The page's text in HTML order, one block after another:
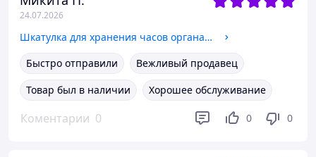
24.07.2026
Шкатулка для хранения часов органайзер на 3 отделения деревянный футляр с прозрачным окном для наручных часов
Быстро отправили
Вежливый продавец
Товар был в наличии
Хорошее обслуживание
Коментарии 0 0 0